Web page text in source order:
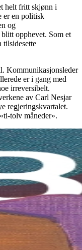
helt fritt skjønn i
er en politisk
og
opphevet. Som et
tilsidesette
Kommunikasjonsleder
er i gang med
irreversibelt.
av Carl Nesjar
regjeringskvartalet.
tolv måneder».